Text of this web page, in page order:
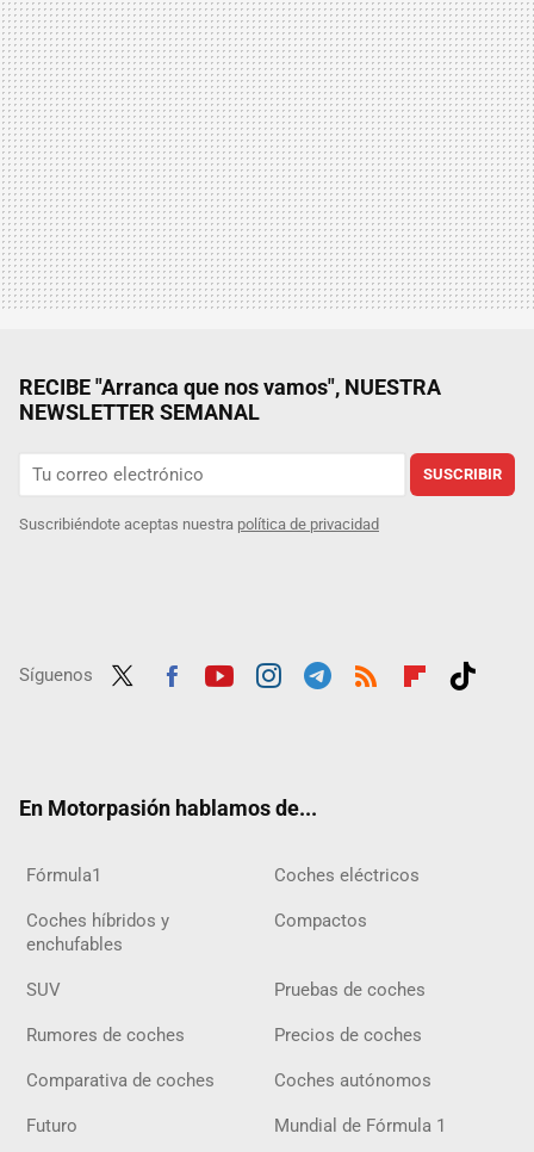
RECIBE "Arranca que nos vamos", NUESTRA
NEWSLETTER SEMANAL
SUSCRIBIR
Suscribiéndote aceptas nuestra política de privacidad
Síguenos
En Motorpasión hablamos de...
Fórmula1 Coches eléctricos
Coches híbridos y
enchufables
Compactos
SUV Pruebas de coches
Rumores de coches Precios de coches
Comparativa de coches Coches autónomos
Futuro Mundial de Fórmula 1